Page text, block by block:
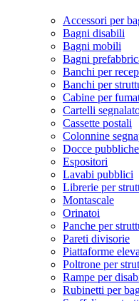
Accessori per
Bagni disabili
Bagni mobili
Bagni
Banchi per
Banchi per
Cabine per
Cartelli
Cassette postali
Colonnine
Docce pubbliche
Espositori
Lavabi pubblici
Librerie per
Montascale
Orinatoi
Panche per
Pareti divisorie
Piattaforme
Poltrone per
Rampe per
Rubinetti per